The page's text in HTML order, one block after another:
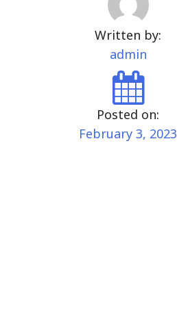
Written by:
admin
Posted on:
February 3, 2023